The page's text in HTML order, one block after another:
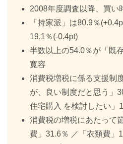
2008年度調査以降、買い
「持家派」は80.9％
19.1％(-0.4pt)
半数以上の54.0％が「既
寛容
消費税増税に係る支援制
が、良い制度だと思う」
住宅購入 を検討したい」
消費税の増税にあたって
費」31.6％ ／「衣類費」